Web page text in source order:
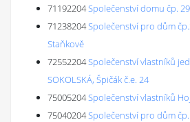
71192204Společenství domu čp.
71238204Společenství pro dům
Staňkově
72552204Společenství vlastníků
SOKOLSKÁ, Špičák č.e. 24
75005204Společenství vlastníků
75040204Společenství pro dům